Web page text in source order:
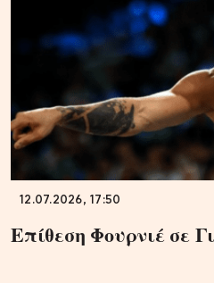
12.07.2026, 17:50
Επίθεση Φουρνιέ σε